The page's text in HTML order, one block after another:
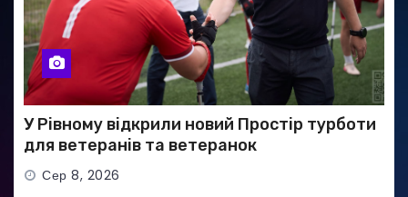
У Рівному відкрили новий Простір турботи
для ветеранів та ветеранок
Сер 8, 2026